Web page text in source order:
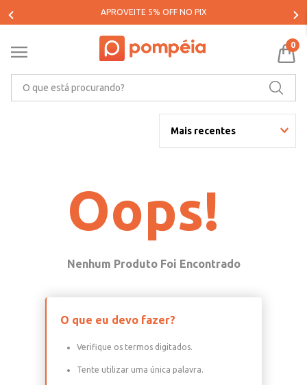
APROVEITE 5% OFF NO PIX
0
Mais recentes
Oops!
O que eu devo fazer?
Verifique os termos digitados.
Tente utilizar uma única palavra.